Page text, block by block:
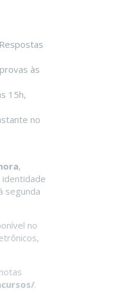
às
15h,
no
,
segunda
no
.